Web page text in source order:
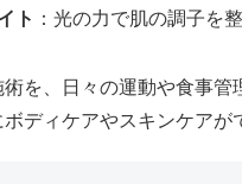
ト ：光の力で肌の調子を
を、日々の運動や食事管
ディケアやスキンケアが